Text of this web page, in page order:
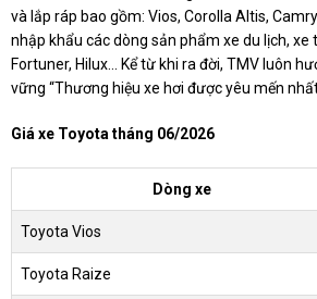
và lắp ráp bao gồm: Vios, Corolla Altis,
nhập khẩu các dòng sản phẩm xe du lịch,
Fortuner, Hilux... Kể từ khi ra đời, TMV luôn
vững “Thương hiệu xe hơi được yêu mến
Giá xe Toyota tháng 06/2026
Dòng xe
Toyota Vios
Toyota Raize